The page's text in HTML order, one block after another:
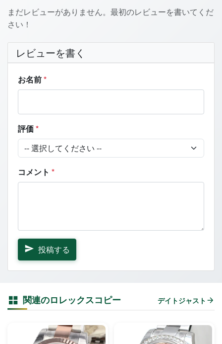
まだレビューがありません。最初のレビューを書いてくだ
さい！
レビューを書く
お名前*
評価*
コメント *
投稿する
関連のロレックスコピー デイトジャスト